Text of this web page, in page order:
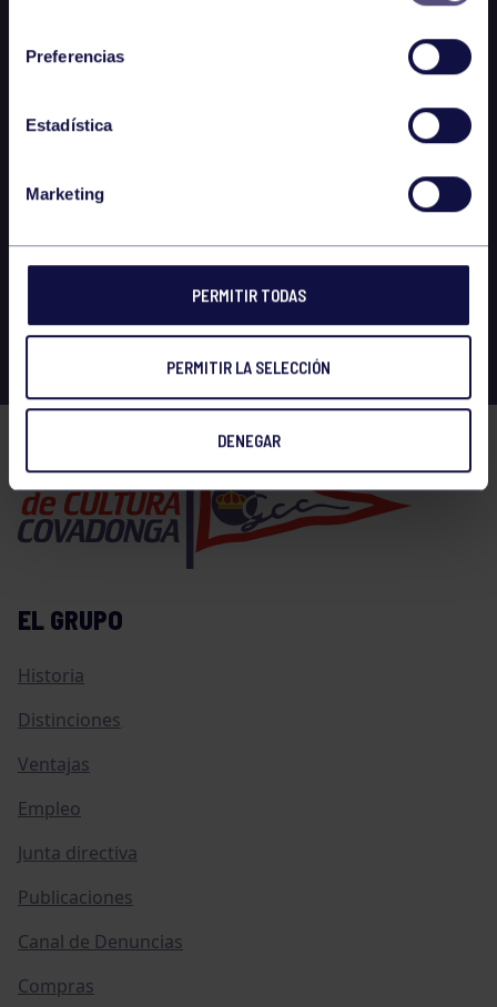
Preferencias
Estadística
Marketing
PERMITIR TODAS
PERMITIR LA SELECCIÓN
DENEGAR
EL GRUPO
Historia
Distinciones
Ventajas
Empleo
Junta directiva
Publicaciones
Canal de Denuncias
Compras